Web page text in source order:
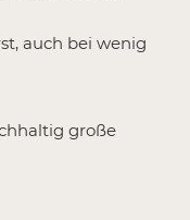
auch bei wenig
große